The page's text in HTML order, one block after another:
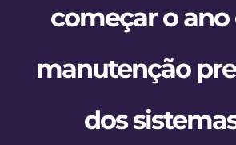
começar o ano
manutenção
dos